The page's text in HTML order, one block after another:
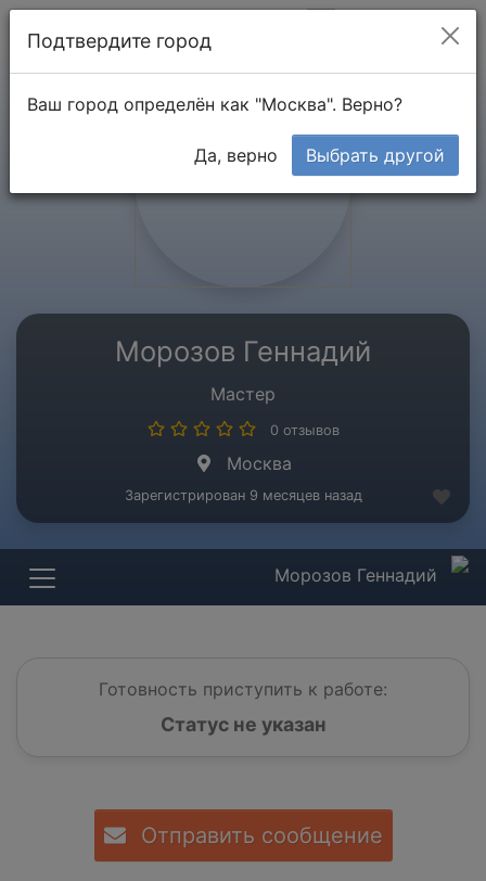
Морозов Геннадий
Мастер
0 отзывов
Москва
Зарегистрирован 9 месяцев назад
Морозов Геннадий
Готовность приступить к работе:
Статус не указан
Отправить сообщение
Подтвердите город
Ваш город определён как "Москва". Верно?
Да, верно Выбрать другой